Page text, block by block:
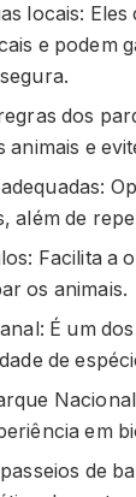
locais: Eles
e podem
dos
animais e
além de
Facilita a
os animais.
É um
de
em
de